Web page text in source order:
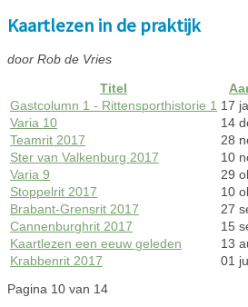
Kaartlezen in de praktijk
door Rob de Vries
Titel
Gastcolumn 1 - Rittensporthistorie 1 17
Varia 10
14
Teamrit 2017
28
Ster van Valkenburg 2017
10
Varia 9
29
Stoppelrit 2017
10
Brabant-Grensrit 2017
27
Cannenburghrit 2017
15
Kaartlezen een eeuw geleden
13
Krabbenrit 2017
01
Pagina 10 van 14